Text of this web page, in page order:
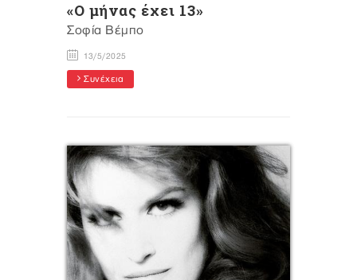
«Ο μήνας έχει 13»
Σοφία Βέμπο
13/5/2025
Συνέχεια